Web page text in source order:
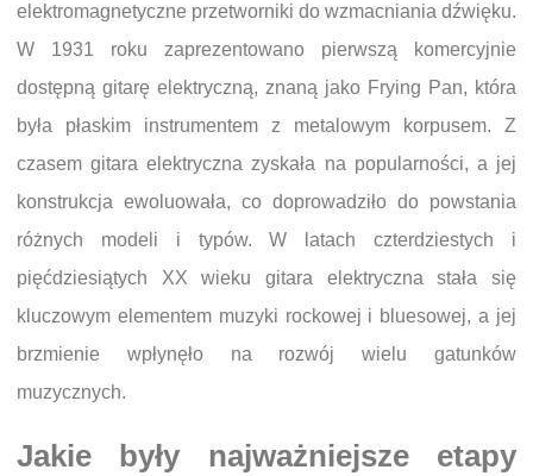
elektromagnetyczne przetworniki do wzmacniania dźwięku.
W 1931 roku zaprezentowano pierwszą komercyjnie
dostępną gitarę elektryczną, znaną jako Frying Pan, która
była płaskim instrumentem z metalowym korpusem. Z
czasem gitara elektryczna zyskała na popularności, a jej
konstrukcja ewoluowała, co doprowadziło do powstania
różnych modeli i typów. W latach czterdziestych i
pięćdziesiątych XX wieku gitara elektryczna stała się
kluczowym elementem muzyki rockowej i bluesowej, a jej
brzmienie wpłynęło na rozwój wielu gatunków
muzycznych.
Jakie były najważniejsze etapy